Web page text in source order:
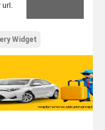
Widget